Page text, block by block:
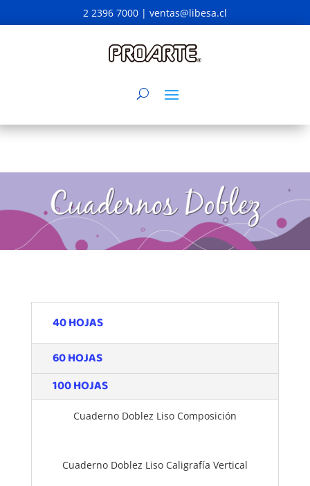
2 2396 7000 | ventas@libesa.cl
40 HOJAS
60 HOJAS
100 HOJAS
Cuaderno Doblez Liso Composición
Cuaderno Doblez Liso Caligrafía Vertical